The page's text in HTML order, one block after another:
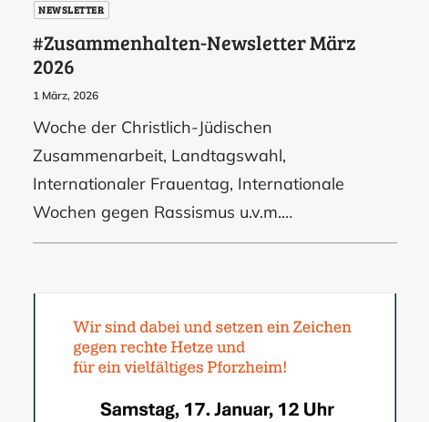
NEWSLETTER
#Zusammenhalten-Newsletter März
2026
1 März, 2026
Woche der Christlich-Jüdischen
Zusammenarbeit, Landtagswahl,
Internationaler Frauentag, Internationale
Wochen gegen Rassismus u.v.m.…